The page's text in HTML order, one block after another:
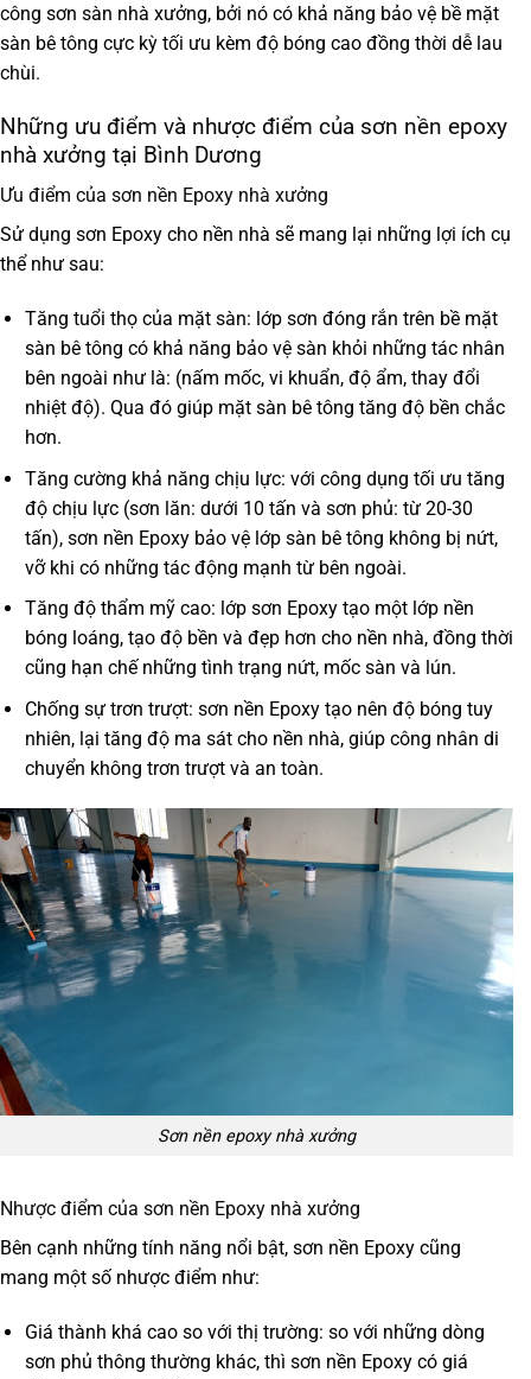
công sơn sàn nhà xưởng, bởi nó có khả năng bảo vệ bề mặt
sàn bê tông cực kỳ tối ưu kèm độ bóng cao đồng thời dễ lau
chùi.
Những ưu điểm và nhược điểm của sơn nền epoxy
nhà xưởng tại Bình Dương
Ưu điểm của sơn nền Epoxy nhà xưởng
Sử dụng sơn Epoxy cho nền nhà sẽ mang lại những lợi ích cụ
thể như sau:
Tăng tuổi thọ của mặt sàn: lớp sơn đóng rắn trên bề mặt
sàn bê tông có khả năng bảo vệ sàn khỏi những tác nhân
bên ngoài như là: (nấm mốc, vi khuẩn, độ ẩm, thay đổi
nhiệt độ). Qua đó giúp mặt sàn bê tông tăng độ bền chắc
hơn.
Tăng cường khả năng chịu lực: với công dụng tối ưu tăng
độ chịu lực (sơn lăn: dưới 10 tấn và sơn phủ: từ 20-30
tấn), sơn nền Epoxy bảo vệ lớp sàn bê tông không bị nứt,
vỡ khi có những tác động mạnh từ bên ngoài.
Tăng độ thẩm mỹcao: lớp sơn Epoxy tạo một lớp nền
bóng loáng, tạo độ bền và đẹp hơn cho nền nhà, đồng thời
cũng hạn chế những tình trạng nứt, mốc sàn và lún.
Chống sự trơn trượt: sơn nền Epoxy tạo nên độ bóng tuy
nhiên, lại tăng độ ma sát cho nền nhà, giúp công nhân di
chuyển không trơn trượt và an toàn.
Sơn nền epoxy nhà xưởng
Nhược điểm của sơn nền Epoxy nhà xưởng
Bên cạnh những tính năng nổi bật, sơn nền Epoxy cũng
mang một số nhược điểm như:
Giá thành khá cao so với thị trường: so với những dòng
sơn phủ thông thường khác, thì sơn nền Epoxy có giá